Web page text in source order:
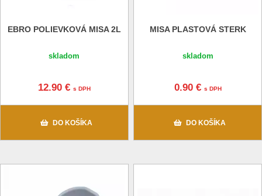
EBRO POLIEVKOVÁ MISA 2L
skladom
12.90 € s DPH
DO KOŠÍKA
MISA PLASTOVÁ STERK
skladom
0.90 € s DPH
DO KOŠÍKA